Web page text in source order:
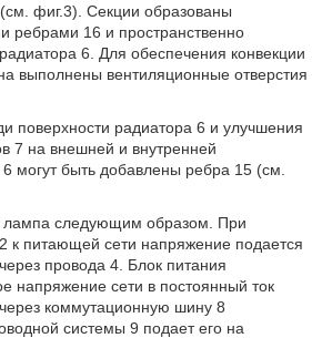
фиг.3). Секции образованы
ребрами 16 и пространственно
6. Для обеспечения конвекции
выполнены вентиляционные отверстия
поверхности радиатора 6 и улучшения
7 на внешней и внутренней
могут быть добавлены ребра 15 (см.
лампа следующим образом. При
к питающей сети напряжение подается
провода 4. Блок питания
напряжение сети в постоянный ток
коммутационную шину 8
системы 9 подает его на